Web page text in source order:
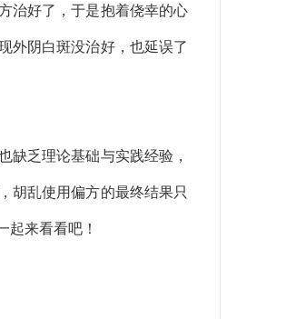
治好了，于是抱着侥幸的心
外阴白斑没治好，也延误了
缺乏理论基础与实践经验，
胡乱使用偏方的最终结果只
起来看看吧！